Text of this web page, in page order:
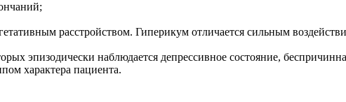
расстройством. Гиперикум отличается сильным
эпизодически наблюдается депрессивное состояние,
характера пациента.